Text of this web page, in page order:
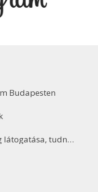
Budapesten
tudnivalók